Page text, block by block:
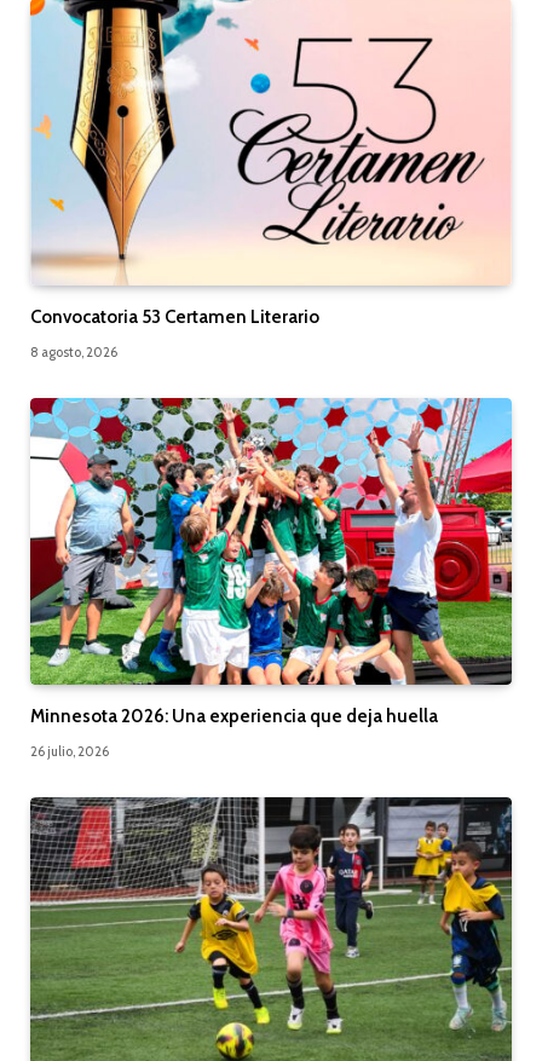
Convocatoria 53 Certamen Literario
8 agosto, 2026
Minnesota 2026: Una experiencia que deja huella
26 julio, 2026